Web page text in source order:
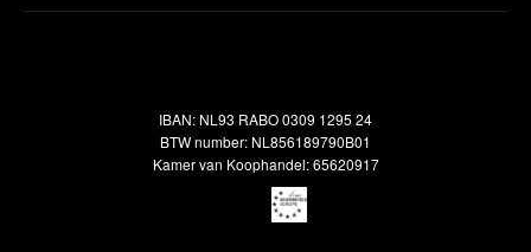
Veelgestelde vragen
Verzendbeleid
IBAN: NL93 RABO 0309 1295 24
BTW number: NL856189790B01
Kamer van Koophandel: 65620917